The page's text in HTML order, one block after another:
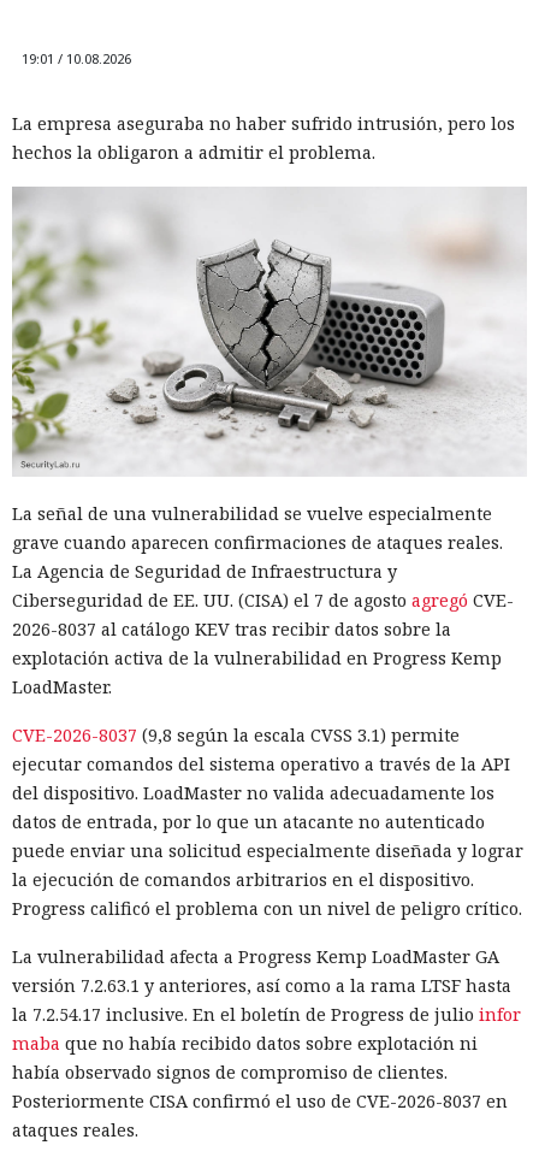
19:01 / 10.08.2026
La empresa aseguraba no haber sufrido intrusión, pero los
hechos la obligaron a admitir el problema.
La señal de una vulnerabilidad se vuelve especialmente
grave cuando aparecen confirmaciones de ataques reales.
La Agencia de Seguridad de Infraestructura y
Ciberseguridad de EE. UU. (CISA) el 7 de agosto agregó CVE-
2026-8037 al catálogo KEV tras recibir datos sobre la
explotación activa de la vulnerabilidad en Progress Kemp
LoadMaster.
CVE-2026-8037 (9,8 según la escala CVSS 3.1) permite
ejecutar comandos del sistema operativo a través de la API
del dispositivo. LoadMaster no valida adecuadamente los
datos de entrada, por lo que un atacante no autenticado
puede enviar una solicitud especialmente diseñada y lograr
la ejecución de comandos arbitrarios en el dispositivo.
Progress calificó el problema con un nivel de peligro crítico.
La vulnerabilidad afecta a Progress Kemp LoadMaster GA
versión 7.2.63.1 y anteriores, así como a la rama LTSF hasta
la 7.2.54.17 inclusive. En el boletín de Progress de julio infor
maba que no había recibido datos sobre explotación ni
había observado signos de compromiso de clientes.
Posteriormente CISA confirmó el uso de CVE-2026-8037 en
ataques reales.